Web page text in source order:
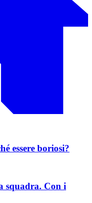
essere boriosi?
squadra. Con i